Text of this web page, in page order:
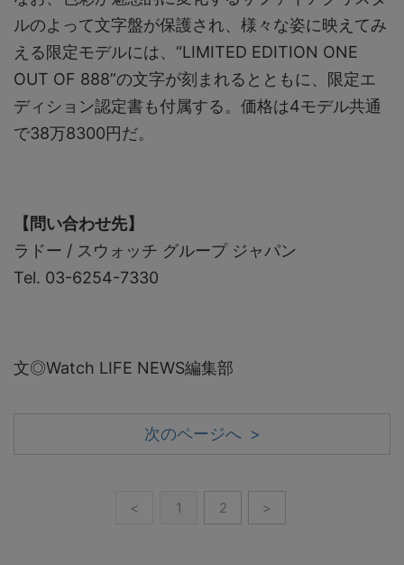
ルのよって文字盤が保護され、様々な姿に映えてみ
える限定モデルには、“LIMITED EDITION ONE
OUT OF 888”の文字が刻まれるとともに、限定エ
ディション認定書も付属する。価格は4モデル共通
で38万8300円だ。
【問い合わせ先】
ラドー / スウォッチ グループ ジャパン
Tel. 03-6254-7330
文◎Watch LIFE NEWS編集部
次のページへ >
< 1 2 >